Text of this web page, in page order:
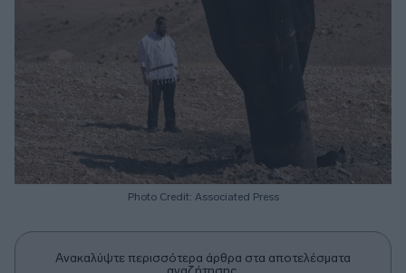
Photo Credit: Associated Press
Ανακαλύψτε περισσότερα άρθρα στα αποτελέσματα